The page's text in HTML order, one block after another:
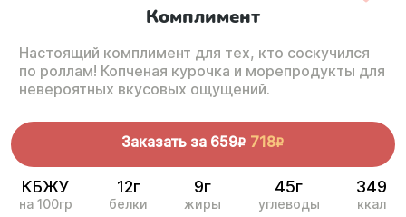
Комплимент
Настоящий комплимент для тех, кто соскучился
по роллам! Копченая курочка и морепродукты для
невероятных вкусовых ощущений.
Заказать за 659R 718R
КБЖУ
на 100гр
12г
белки
9г
жиры
45г
углеводы
349
ккал